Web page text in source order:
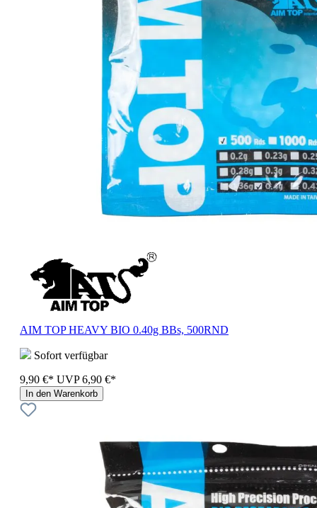
AIM TOP HEAVY BIO 0.40g BBs, 500RND
Sofort verfügbar
9,90 €* UVP 6,90 €*
In den Warenkorb